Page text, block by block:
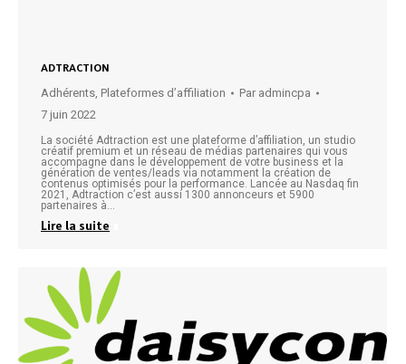
ADTRACTION
Adhérents, Plateformes d’affiliation Par admincpa
7 juin 2022
La société Adtraction est une plateforme d’affiliation, un studio
créatif premium et un réseau de médias partenaires qui vous
accompagne dans le développement de votre business et la
génération de ventes/leads via notamment la création de
contenus optimisés pour la performance. Lancée au Nasdaq fin
2021, Adtraction c’est aussi 1300 annonceurs et 5900
partenaires à…
Lire la suite